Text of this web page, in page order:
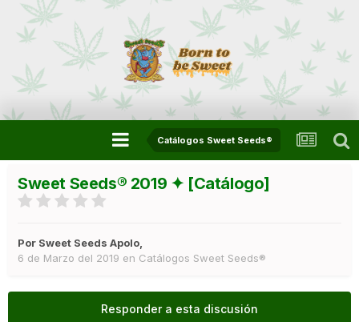
Catálogos Sweet Seeds®
Sweet Seeds® 2019 ✦ [Catálogo]
Por Sweet Seeds Apolo,
6 de Marzo del 2019 en Catálogos Sweet Seeds®
Responder a esta discusión